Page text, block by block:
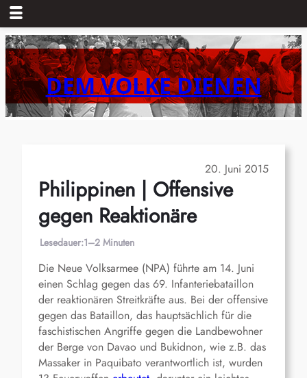
Zum
Inhalt
springenDEM VOLKE DIENEN
20. Juni 2015
Philippinen | Offensive
gegen Reaktionäre
Lesedauer:1–2 Minuten
Die Neue Volksarmee (NPA) führte am 14. Juni
einen Schlag gegen das 69. Infanteriebataillon
der reaktionären Streitkräfte aus. Bei der offensive
gegen das Bataillon, das hauptsächlich für die
faschistischen Angriffe gegen die Landbewohner
der Berge von Davao und Bukidnon, wie z.B. das
Massaker in Paquibato verantwortlich ist, wurden